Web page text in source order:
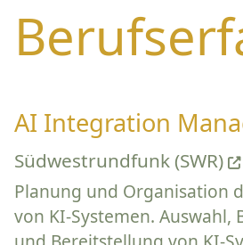
AI Integration
Südwestrundfunk (SWR)
Planung und Organisation
von KI-Systemen. Auswahl,